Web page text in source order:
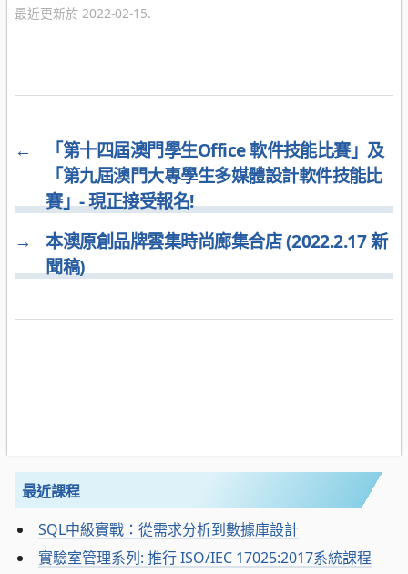
最近更新於 2022-02-15.
←
「第十四屆澳門學生Office 軟件技能比賽」及
「第九屆澳門大專學生多媒體設計軟件技能比
賽」- 現正接受報名!
→
本澳原創品牌雲集時尚廊集合店 (2022.2.17 新
聞稿)
最近課程
SQL中級實戰：從需求分析到數據庫設計
實驗室管理系列: 推行 ISO/IEC 17025:2017系統課程